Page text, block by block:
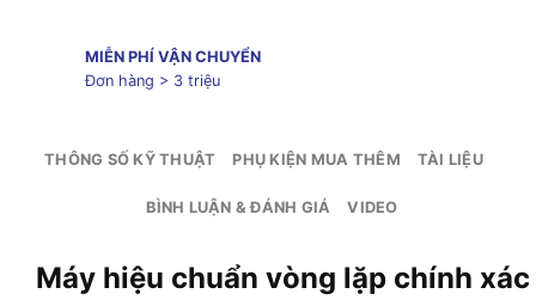
MIỄN PHÍ VẬN CHUYỂN
Đơn hàng > 3 triệu
THÔNG SỐ KỸ THUẬT PHỤ KIỆN MUA THÊM TÀI LIỆU
BÌNH LUẬN & ĐÁNH GIÁ VIDEO
Máy hiệu chuẩn vòng lặp chính